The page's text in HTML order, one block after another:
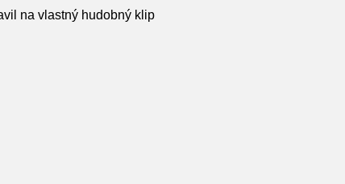
na vlastný hudobný klip